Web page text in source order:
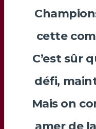
cette
C’est sûr
défi,
Mais on
amer de